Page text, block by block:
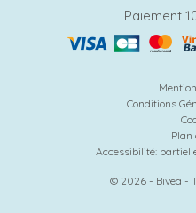
Paiement
Conditions
Plan
Accessibilité:
© 2026 - Bivea -